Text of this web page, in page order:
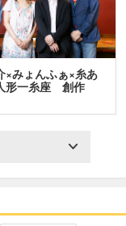
×みょんふぁ×糸あ
形一糸座 創作